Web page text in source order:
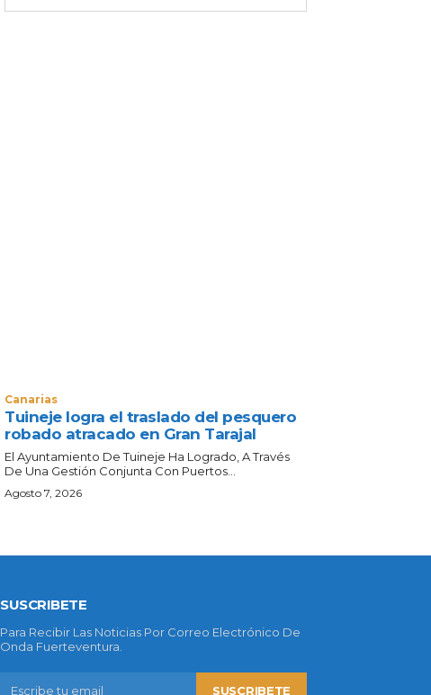
Canarias
Tuineje logra el traslado del pesquero
robado atracado en Gran Tarajal
El Ayuntamiento De Tuineje Ha Logrado, A Través
De Una Gestión Conjunta Con Puertos...
Agosto 7, 2026
SUSCRIBETE
Para Recibir Las Noticias Por Correo Electrónico De
Onda Fuerteventura.
SUSCRIBETE